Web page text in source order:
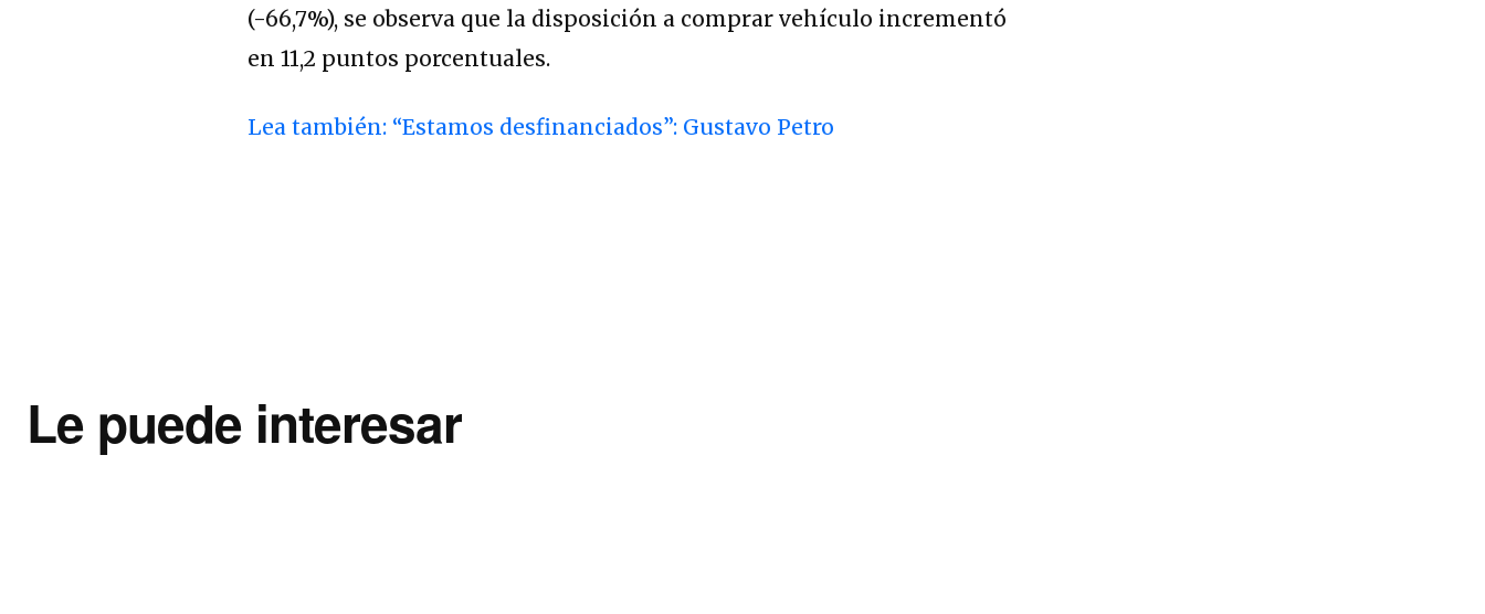
(-66,7%), se observa que la disposición a comprar vehículo incrementó
en 11,2 puntos porcentuales.
Lea también: “Estamos desfinanciados”: Gustavo Petro
Le puede interesar